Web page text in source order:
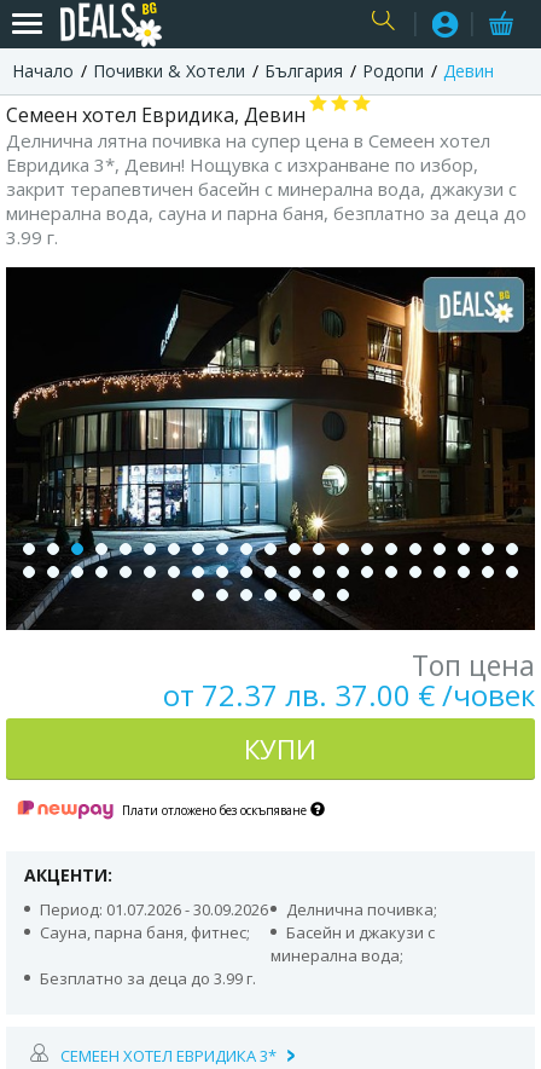
USER
Начало Почивки & Хотели България Родопи Девин
Семеен хотел Евридика, Девин
Делнична лятна почивка на супер цена в Семеен хотел
Евридика 3*, Девин! Нощувка с изхранване по избор,
закрит терапевтичен басейн с минерална вода, джакузи с
минерална вода, сауна и парна баня, безплатно за деца до
3.99 г.
Топ цена
от 72.37 лв. 37.00 € /човек
КУПИ
Плати отложено без оскъпяване
АКЦЕНТИ:
Период: 01.07.2026 - 30.09.2026
Делнична почивка;
Сауна, парна баня, фитнес;
Басейн и джакузи с
минерална вода;
Безплатно за деца до 3.99 г.
СЕМЕЕН ХОТЕЛ ЕВРИДИКА 3*